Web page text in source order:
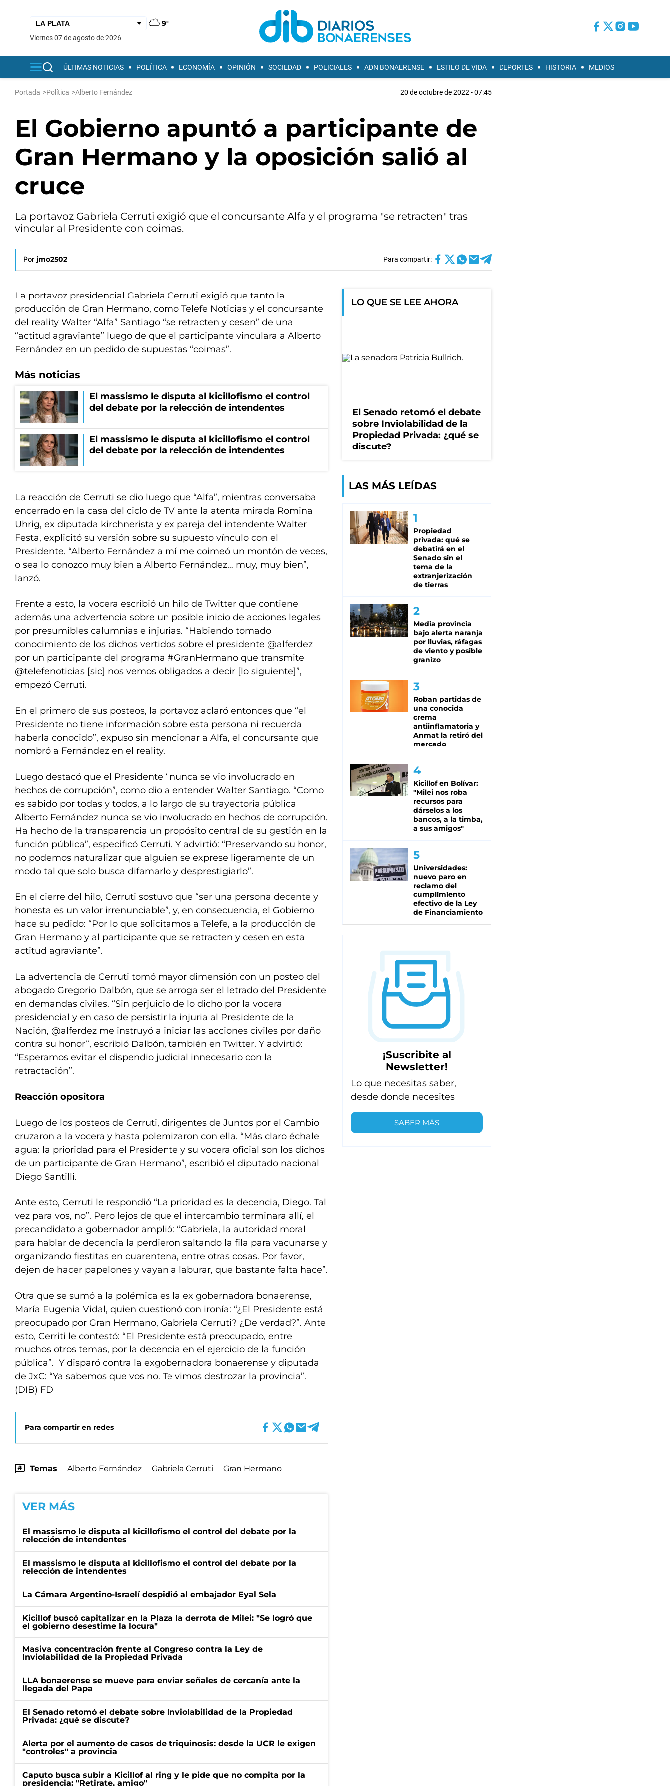
9°
viernes 07 de agosto de 2026
ÚLTIMAS NOTICIAS POLÍTICA ECONOMÍA OPINIÓN SOCIEDAD POLICIALES ADN BONAERENSE ESTILO DE VIDA DEPORTES HISTORIA MEDIOS
Portada >Política >Alberto Fernández 20 de octubre de 2022 - 07:45
El Gobierno apuntó a participante de
Gran Hermano y la oposición salió al
cruce
La portavoz Gabriela Cerruti exigió que el concursante Alfa y el programa "se retracten" tras
vincular al Presidente con coimas.
Por jmo2502 Para compartir:
La portavoz presidencial Gabriela Cerruti exigió que tanto la
producción de Gran Hermano, como Telefe Noticias y el concursante
del reality Walter “Alfa” Santiago “se retracten y cesen” de una
“actitud agraviante” luego de que el participante vinculara a Alberto
Fernández en un pedido de supuestas “coimas”.
Más noticias
El massismo le disputa al kicillofismo el control
del debate por la relección de intendentes
El massismo le disputa al kicillofismo el control
del debate por la relección de intendentes
La reacción de Cerruti se dio luego que “Alfa”, mientras conversaba
encerrado en la casa del ciclo de TV ante la atenta mirada Romina
Uhrig, ex diputada kirchnerista y ex pareja del intendente Walter
Festa, explicitó su versión sobre su supuesto vínculo con el
Presidente. “Alberto Fernández a mí me coimeó un montón de veces,
o sea lo conozco muy bien a Alberto Fernández… muy, muy bien”,
lanzó.
Frente a esto, la vocera escribió un hilo de Twitter que contiene
además una advertencia sobre un posible inicio de acciones legales
por presumibles calumnias e injurias. “Habiendo tomado
conocimiento de los dichos vertidos sobre el presidente @alferdez
por un participante del programa #GranHermano que transmite
@telefenoticias [sic] nos vemos obligados a decir [lo siguiente]”,
empezó Cerruti.
En el primero de sus posteos, la portavoz aclaró entonces que “el
Presidente no tiene información sobre esta persona ni recuerda
haberla conocido”, expuso sin mencionar a Alfa, el concursante que
nombró a Fernández en el reality.
Luego destacó que el Presidente “nunca se vio involucrado en
hechos de corrupción”, como dio a entender Walter Santiago. “Como
es sabido por todas y todos, a lo largo de su trayectoria pública
Alberto Fernández nunca se vio involucrado en hechos de corrupción.
Ha hecho de la transparencia un propósito central de su gestión en la
función pública”, especificó Cerruti. Y advirtió: “Preservando su honor,
no podemos naturalizar que alguien se exprese ligeramente de un
modo tal que solo busca difamarlo y desprestigiarlo”.
En el cierre del hilo, Cerruti sostuvo que “ser una persona decente y
honesta es un valor irrenunciable”, y, en consecuencia, el Gobierno
hace su pedido: “Por lo que solicitamos a Telefe, a la producción de
Gran Hermano y al participante que se retracten y cesen en esta
actitud agraviante”.
La advertencia de Cerruti tomó mayor dimensión con un posteo del
abogado Gregorio Dalbón, que se arroga ser el letrado del Presidente
en demandas civiles. “Sin perjuicio de lo dicho por la vocera
presidencial y en caso de persistir la injuria al Presidente de la
Nación, @alferdez me instruyó a iniciar las acciones civiles por daño
contra su honor”, escribió Dalbón, también en Twitter. Y advirtió:
“Esperamos evitar el dispendio judicial innecesario con la
retractación”.
Reacción opositora
Luego de los posteos de Cerruti, dirigentes de Juntos por el Cambio
cruzaron a la vocera y hasta polemizaron con ella. “Más claro échale
agua: la prioridad para el Presidente y su vocera oficial son los dichos
de un participante de Gran Hermano”, escribió el diputado nacional
Diego Santilli.
Ante esto, Cerruti le respondió “La prioridad es la decencia, Diego. Tal
vez para vos, no”. Pero lejos de que el intercambio terminara allí, el
precandidato a gobernador amplió: “Gabriela, la autoridad moral
para hablar de decencia la perdieron saltando la fila para vacunarse y
organizando fiestitas en cuarentena, entre otras cosas. Por favor,
dejen de hacer papelones y vayan a laburar, que bastante falta hace”.
Otra que se sumó a la polémica es la ex gobernadora bonaerense,
María Eugenia Vidal, quien cuestionó con ironía: “¿El Presidente está
preocupado por Gran Hermano, Gabriela Cerruti? ¿De verdad?”. Ante
esto, Cerriti le contestó: “El Presidente está preocupado, entre
muchos otros temas, por la decencia en el ejercicio de la función
pública”. Y disparó contra la exgobernadora bonaerense y diputada
de JxC: “Ya sabemos que vos no. Te vimos destrozar la provincia”.
(DIB) FD
Para compartir en redes
Temas Alberto Fernández Gabriela Cerruti Gran Hermano
VER MÁS
El massismo le disputa al kicillofismo el control del debate por la
relección de intendentes
El massismo le disputa al kicillofismo el control del debate por la
relección de intendentes
La Cámara Argentino-Israelí despidió al embajador Eyal Sela
Kicillof buscó capitalizar en la Plaza la derrota de Milei: "Se logró que
el gobierno desestime la locura"
Masiva concentración frente al Congreso contra la Ley de
Inviolabilidad de la Propiedad Privada
LLA bonaerense se mueve para enviar señales de cercanía ante la
llegada del Papa
El Senado retomó el debate sobre Inviolabilidad de la Propiedad
Privada: ¿qué se discute?
Alerta por el aumento de casos de triquinosis: desde la UCR le exigen
"controles" a provincia
Caputo busca subir a Kicillof al ring y le pide que no compita por la
presidencia: "Retirate, amigo"
LO QUE SE LEE AHORA
El Senado retomó el debate
sobre Inviolabilidad de la
Propiedad Privada: ¿qué se
discute?
LAS MÁS LEÍDAS
Propiedad
privada: qué se
debatirá en el
Senado sin el
tema de la
extranjerización
de tierras
Media provincia
bajo alerta naranja
por lluvias, ráfagas
de viento y posible
granizo
Roban partidas de
una conocida
crema
antiinflamatoria y
Anmat la retiró del
mercado
Kicillof en Bolívar:
"Milei nos roba
recursos para
dárselos a los
bancos, a la timba,
a sus amigos"
Universidades:
nuevo paro en
reclamo del
cumplimiento
efectivo de la Ley
de Financiamiento
¡Suscribite al
Newsletter!
Lo que necesitas saber,
desde donde necesites
SABER MÁS